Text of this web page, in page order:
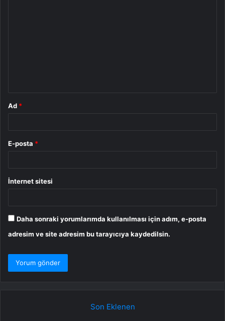
Ad *
E-posta *
İnternet sitesi
Daha sonraki yorumlarımda kullanılması için adım, e-posta
adresim ve site adresim bu tarayıcıya kaydedilsin.
Son Eklenen